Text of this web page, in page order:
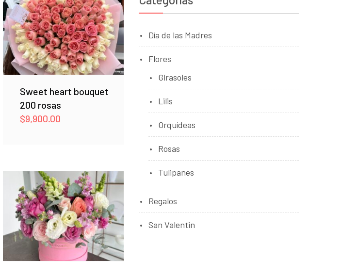
Sweet heart bouquet
200 rosas
$9,900.00
Día de las Madres
Flores
Girasoles
Lilis
Orquídeas
Rosas
Tulipanes
Regalos
San Valentin